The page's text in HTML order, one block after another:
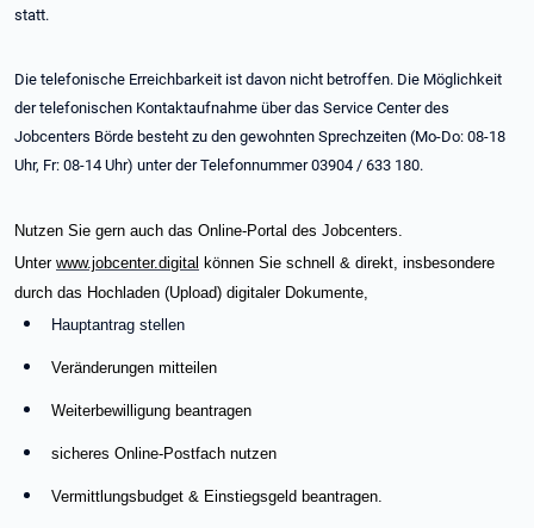
statt.
Die telefonische Erreichbarkeit ist davon nicht betroffen. Die Möglichkeit
der telefonischen Kontaktaufnahme über das Service Center des
Jobcenters Börde besteht zu den gewohnten Sprechzeiten (Mo-Do: 08-18
Uhr, Fr: 08-14 Uhr) unter der Telefonnummer 03904 / 633 180.
Nutzen Sie gern auch das Online-Portal des Jobcenters.
Unter www.jobcenter.digital können Sie schnell & direkt, insbesondere
durch das Hochladen (Upload) digitaler Dokumente,
Hauptantrag stellen
Veränderungen mitteilen
Weiterbewilligung beantragen
sicheres Online-Postfach nutzen
Vermittlungsbudget & Einstiegsgeld beantragen.